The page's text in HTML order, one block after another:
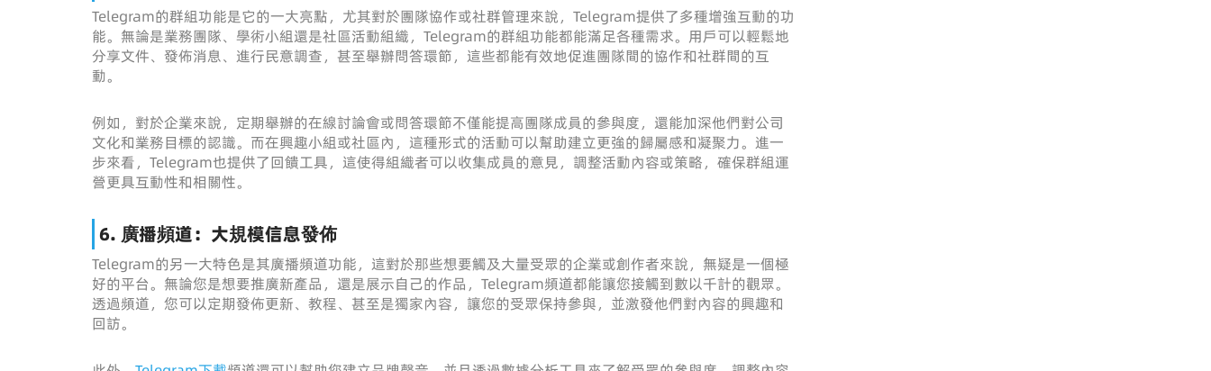
Telegram的群組功能是它的一大亮點，尤其對於團隊協作或社群管理來說，Telegram提供了多種增強互動的功
能。無論是業務團隊、學術小組還是社區活動組織，Telegram的群組功能都能滿足各種需求。用戶可以輕鬆地
分享文件、發佈消息、進行民意調查，甚至舉辦問答環節，這些都能有效地促進團隊間的協作和社群間的互
動。
例如，對於企業來說，定期舉辦的在線討論會或問答環節不僅能提高團隊成員的參與度，還能加深他們對公司
文化和業務目標的認識。而在興趣小組或社區內，這種形式的活動可以幫助建立更強的歸屬感和凝聚力。進一
步來看，Telegram也提供了回饋工具，這使得組織者可以收集成員的意見，調整活動內容或策略，確保群組運
營更具互動性和相關性。
6. 廣播頻道：大規模信息發佈
Telegram的另一大特色是其廣播頻道功能，這對於那些想要觸及大量受眾的企業或創作者來說，無疑是一個極
好的平台。無論您是想要推廣新產品，還是展示自己的作品，Telegram頻道都能讓您接觸到數以千計的觀眾。
透過頻道，您可以定期發佈更新、教程、甚至是獨家內容，讓您的受眾保持參與，並激發他們對內容的興趣和
回訪。